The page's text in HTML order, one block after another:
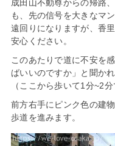
成田山不動尊からの帰路
も、先の信号を大きなマ
遠回りになりますが、香
安心ください。
このあたりで道に不安を
ばいいのですか」と聞か
（ここから歩いて1分~2分
前方右手にピンク色の建
歩道を進みます。